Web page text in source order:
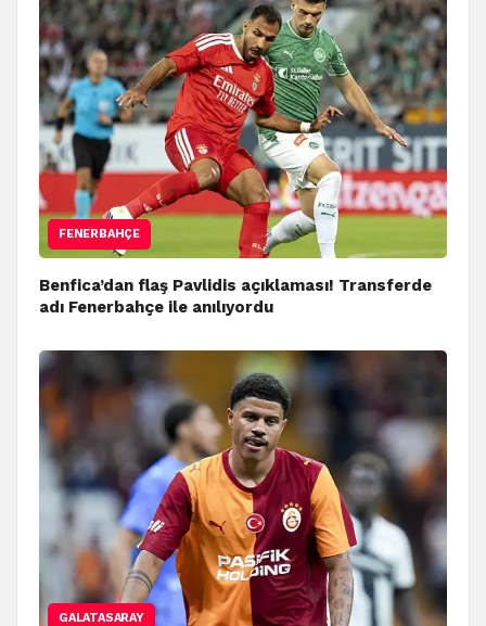
FENERBAHÇE
Benfica’dan flaş Pavlidis açıklaması! Transferde
adı Fenerbahçe ile anılıyordu
GALATASARAY